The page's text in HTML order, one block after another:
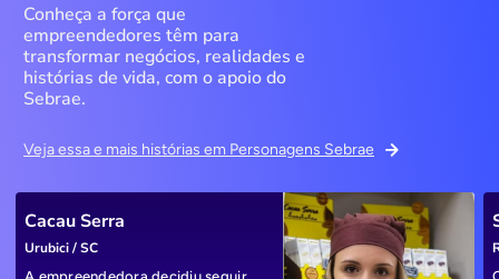
Conheça a força que
empreendedores têm para
transformar negócios, realidades e
histórias de vida, com o apoio do
Sebrae.
Veja essa e mais histórias em Personagens Sebrae
Cacau Serra
Urubici / SC